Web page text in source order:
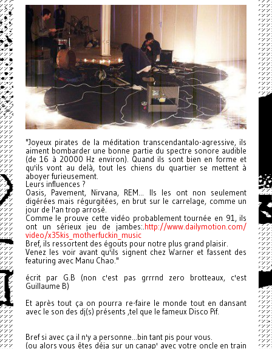
"Joyeux pirates de la méditation transcendantalo-agressive, ils
aiment bombarder une bonne partie du spectre sonore audible
(de 16 à 20000 Hz environ). Quand ils sont bien en forme et
qu'ils vont au delà, tout les chiens du quartier se mettent à
aboyer furieusement.
Leurs influences ?
Oasis, Pavement, Nirvana, REM... Ils les ont non seulement
digérées mais régurgitées, en brut sur le carrelage, comme un
jour de l'an trop arrosé.
Comme le prouve cette vidéo probablement tournée en 91, ils
ont un sérieux jeu de jambes:. http://www.dailymotion.com/
video/x35kis_motherfuckin_ music
Bref, ils ressortent des égouts pour notre plus grand plaisir.
Venez les voir avant qu'ils signent chez Warner et fassent des
featuring avec Manu Chao."
écrit par G.B (non c'est pas grrrnd zero brotteaux, c'est
Guillaume B)
Et après tout ça on pourra re-faire le monde tout en dansant
avec le son des dj(s) présents ,tel que le fameux Disco Pif.
Bref si avec ça il n'y a personne...bin tant pis pour vous.
(ou alors vous êtes déja sur un canap' avec votre oncle en train